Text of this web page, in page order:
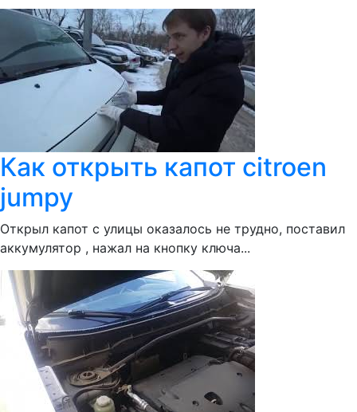
Как открыть капот citroen
jumpy
Открыл капот с улицы оказалось не трудно, поставил
аккумулятор , нажал на кнопку ключа...